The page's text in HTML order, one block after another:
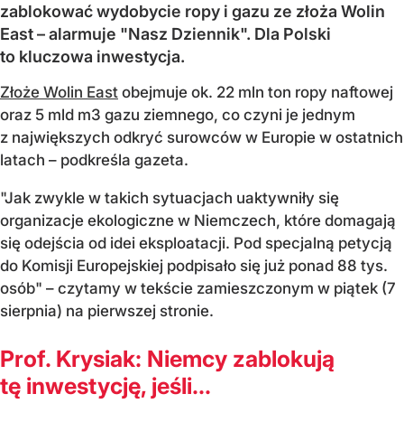
zablokować wydobycie ropy i gazu ze złoża Wolin
East – alarmuje "Nasz Dziennik". Dla Polski
to kluczowa inwestycja.
Złoże Wolin East obejmuje ok. 22 mln ton ropy naftowej
oraz 5 mld m3 gazu ziemnego, co czyni je jednym
z największych odkryć surowców w Europie w ostatnich
latach – podkreśla gazeta.
"Jak zwykle w takich sytuacjach uaktywniły się
organizacje ekologiczne w Niemczech, które domagają
się odejścia od idei eksploatacji. Pod specjalną petycją
do Komisji Europejskiej podpisało się już ponad 88 tys.
osób" – czytamy w tekście zamieszczonym w piątek (7
sierpnia) na pierwszej stronie.
Prof. Krysiak: Niemcy zablokują
tę inwestycję, jeśli...